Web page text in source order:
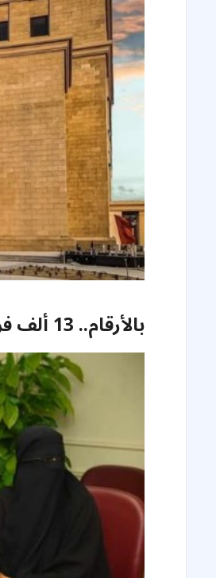
بالأرقام.. 13 ألف فرصة عمل جديدة وفرتها البنوك في عامين